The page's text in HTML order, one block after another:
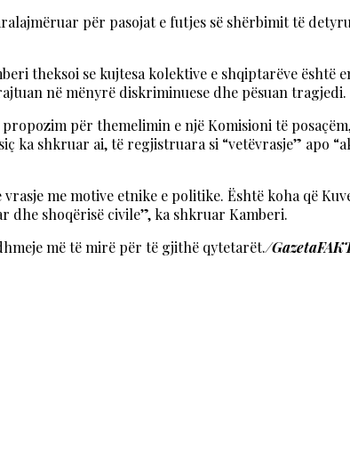
për pasojat e futjes së shërbimit të
theksoi se kujtesa kolektive e shqiptarëve është
në mënyrë diskriminuese dhe pësuan tragjedi.
për themelimin e një Komisioni të
ka shkruar ai, të regjistruara si “vetëvrasje” apo
me motive etnike e politike. Është koha që
dhe shoqërisë civile”, ka shkruar Kamberi.
më të mirë për të gjithë qytetarët./